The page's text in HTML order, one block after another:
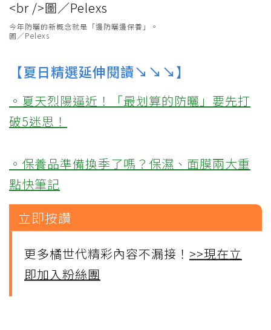
今年防曬的新概念就是「邊防曬邊保養」。
圖／Pelexs
【夏日精選延伸閱讀↘↘↘】
。夏天烈陽逼近！「最划算的防曬」要先打
破5迷思！
。保養品準備換季了嗎？保濕、面膜兩大重
點快筆記
立即按讚
更多橘世代精彩內容不漏接！ >>現在立
即加入粉絲團